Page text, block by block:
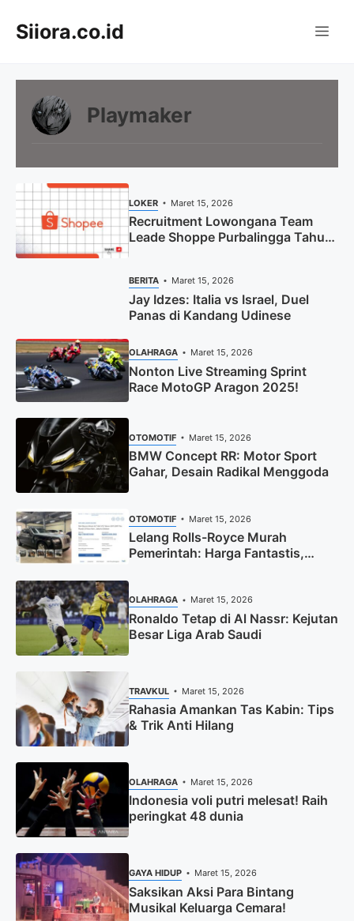
Siiora.co.id
Playmaker
LOKER Maret 15, 2026
Recruitment Lowongana Team
Leade Shoppe Purbalingga Tahun
2025 (Lamar Sekarang)
BERITA Maret 15, 2026
Jay Idzes: Italia vs Israel, Duel
Panas di Kandang Udinese
OLAHRAGA Maret 15, 2026
Nonton Live Streaming Sprint
Race MotoGP Aragon 2025!
OTOMOTIF Maret 15, 2026
BMW Concept RR: Motor Sport
Gahar, Desain Radikal Menggoda
OTOMOTIF Maret 15, 2026
Lelang Rolls-Royce Murah
Pemerintah: Harga Fantastis,
OLAHRAGA Maret 15, 2026
Ronaldo Tetap di Al Nassr: Kejutan
Besar Liga Arab Saudi
TRAVKUL Maret 15, 2026
Rahasia Amankan Tas Kabin: Tips
& Trik Anti Hilang
OLAHRAGA Maret 15, 2026
Indonesia voli putri melesat! Raih
peringkat 48 dunia
GAYA HIDUP Maret 15, 2026
Saksikan Aksi Para Bintang
Musikal Keluarga Cemara!